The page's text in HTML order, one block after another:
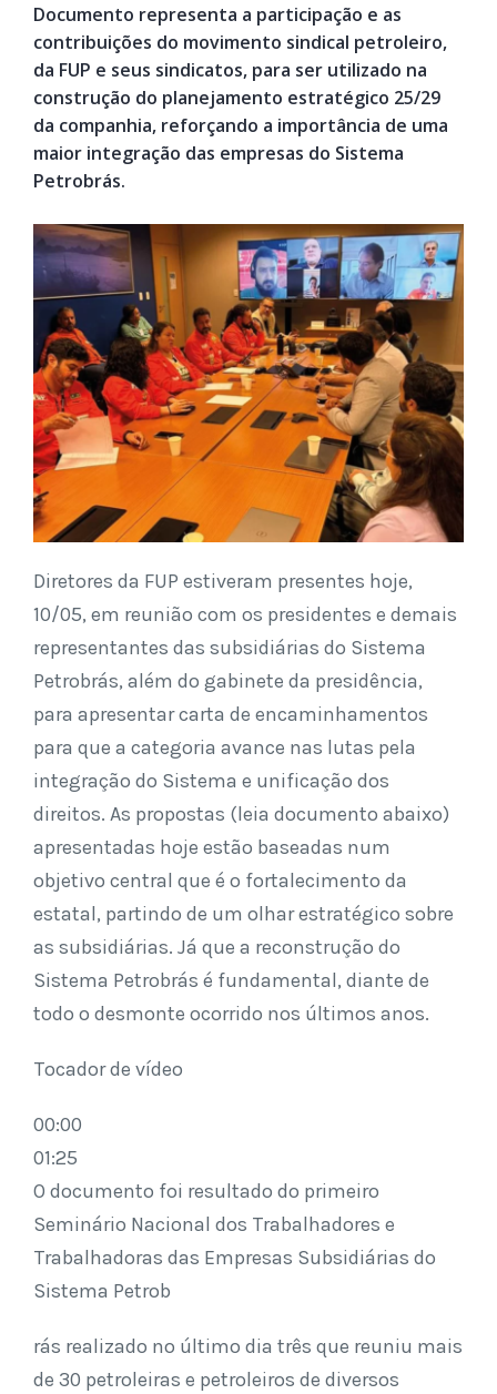
Documento representa a participação e as
contribuições do movimento sindical petroleiro,
da FUP e seus sindicatos, para ser utilizado na
construção do planejamento estratégico 25/29
da companhia, reforçando a importância de uma
maior integração das empresas do Sistema
Petrobrás.
Diretores da FUP estiveram presentes hoje,
10/05, em reunião com os presidentes e demais
representantes das subsidiárias do Sistema
Petrobrás, além do gabinete da presidência,
para apresentar carta de encaminhamentos
para que a categoria avance nas lutas pela
integração do Sistema e unificação dos
direitos. As propostas (leia documento abaixo)
apresentadas hoje estão baseadas num
objetivo central que é o fortalecimento da
estatal, partindo de um olhar estratégico sobre
as subsidiárias. Já que a reconstrução do
Sistema Petrobrás é fundamental, diante de
todo o desmonte ocorrido nos últimos anos.
Tocador de vídeo
00:00
01:25
O documento foi resultado do primeiro
Seminário Nacional dos Trabalhadores e
Trabalhadoras das Empresas Subsidiárias do
Sistema Petrob
rás realizado no último dia três que reuniu mais
de 30 petroleiras e petroleiros de diversos